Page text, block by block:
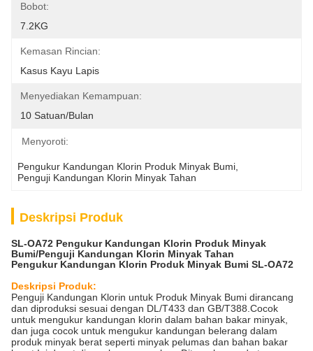
Bobot:
7.2KG
Kemasan Rincian:
Kasus Kayu Lapis
Menyediakan Kemampuan:
10 Satuan/bulan
Menyoroti:
Pengukur Kandungan Klorin Produk Minyak Bumi
Penguji Kandungan Klorin Minyak Tahan
Deskripsi Produk
SL-OA72 Pengukur Kandungan Klorin Produk Minyak
Bumi/Penguji Kandungan Klorin Minyak Tahan
Pengukur Kandungan Klorin Produk Minyak Bumi SL-OA72
Deskripsi Produk:
Penguji Kandungan Klorin untuk Produk Minyak Bumi dirancang
dan diproduksi sesuai dengan DL/T433 dan GB/T388.Cocok
untuk mengukur kandungan klorin dalam bahan bakar minyak,
dan juga cocok untuk mengukur kandungan belerang dalam
produk minyak berat seperti minyak pelumas dan bahan bakar